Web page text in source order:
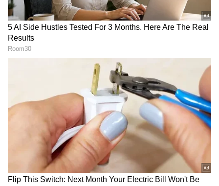
அண்ணாநகர் ரவுண்டானாவிலிருந்து
திருமங்கலம் நோக்கி செல்லும்
தமிழ்நாடு பட்ஜெட் கூட்டத்தொடர்:
சபாநாயகர் ஜே.சி.டி. பிரபாகரன்
செய்தியாளர் சந்திப்பு